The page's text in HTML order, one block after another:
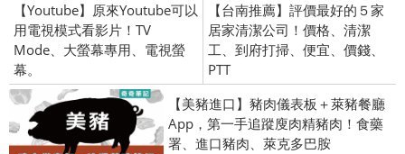
【Youtube】原來Youtube可以
用電視模式看影片！TV
Mode、大螢幕專用、電視螢
幕。
【台南推薦】評價最好的５家
居家清潔公司！價格、清潔
工、到府打掃、便宜、價錢、
PTT
【美豬進口】豬肉儀表板＋萊豬餐廳
App，第一手追蹤廋肉精豬肉！食藥
署、進口豬肉、萊克多巴胺